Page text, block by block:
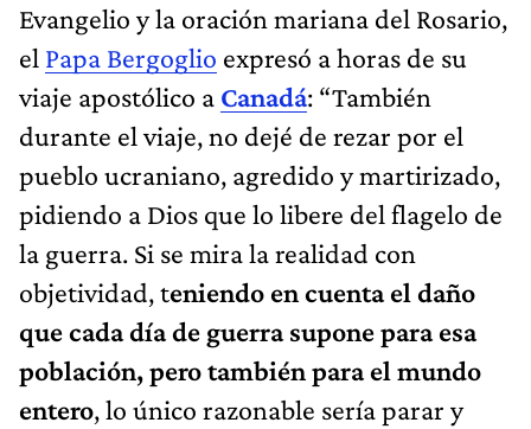
Evangelio y la oración mariana del Rosario,
el Papa Bergoglio expresó a horas de su
viaje apostólico a Canadá: “También
durante el viaje, no dejé de rezar por el
pueblo ucraniano, agredido y martirizado,
pidiendo a Dios que lo libere del flagelo de
la guerra. Si se mira la realidad con
objetividad, teniendo en cuenta el daño
que cada día de guerra supone para esa
población, pero también para el mundo
entero, lo único razonable sería parar y